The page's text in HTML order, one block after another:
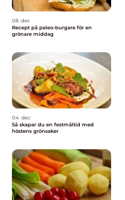
08. dec
Recept på paleo-burgare för en
grönare middag
04. dec
Så skapar du en festmåltid med
höstens grönsaker